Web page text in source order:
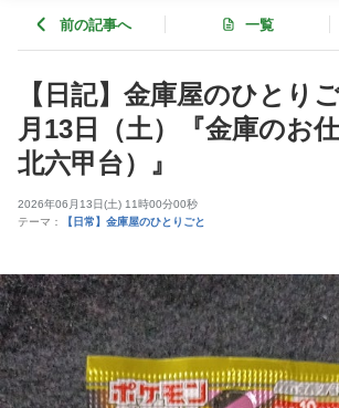
前の記事へ 一覧
【日記】金庫屋のひとり
月13日（土）『金庫のお
北六甲台）』
2026年06月13日(土) 11時00分00秒
テーマ：
【日常】金庫屋のひとりごと